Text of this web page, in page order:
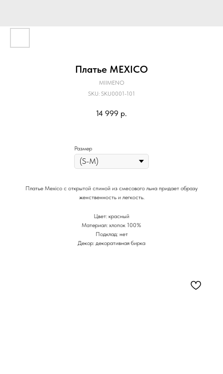
Платье MEXICO
MIIMENO
SKU: SKU0001-101
14 999 р.
Размер
Платье Mexico с открытой спиной из смесового льна придает образу
женственность и легкость.
Цвет: красный
Материал: хлопок 100%
Подклад: нет
Декор: декоративная бирка